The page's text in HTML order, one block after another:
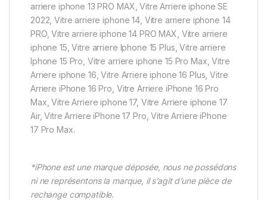
arriere iphone 13 PRO MAX, Vitre Arriere iphone SE
2022, Vitre arriere iphone 14, Vitre arriere iphone 14
PRO, Vitre arriere iphone 14 PRO MAX, Vitre arriere
iphone 15, Vitre arriere Iphone 15 Plus, Vitre arriere
Iphone 15 Pro, Vitre arriere iphone 15 Pro Max, Vitre
Arriere iphone 16, Vitre Arriere iphone 16 Plus, Vitre
Arriere iPhone 16 Pro, Vitre Arriere iPhone 16 Pro
Max, Vitre Arriere iphone 17, Vitre Arriere iphone 17
Air, Vitre Arriere iPhone 17 Pro, Vitre Arriere iPhone
17 Pro Max.
*iPhone est une marque déposée, nous ne possédons
ni ne représentons la marque, il s’agit d’une pièce de
rechange compatible.